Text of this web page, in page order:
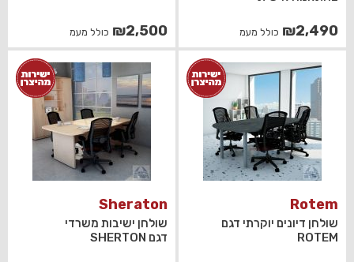
₪2,490 כולל מעמ ₪2,500 כולל מעמ
Rotem
שולחן דיונים יוקרתי דגם
ROTEM
Sheraton
שולחן ישיבות משרדי
דגם SHERTON